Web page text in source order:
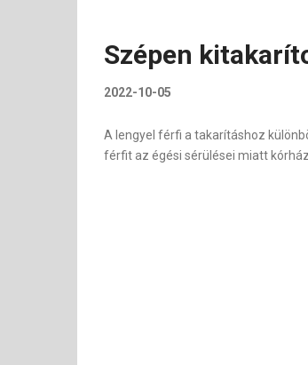
Szépen
2022-10-05
A lengyel férfi a takarításhoz
férfit az égési sérülései miatt